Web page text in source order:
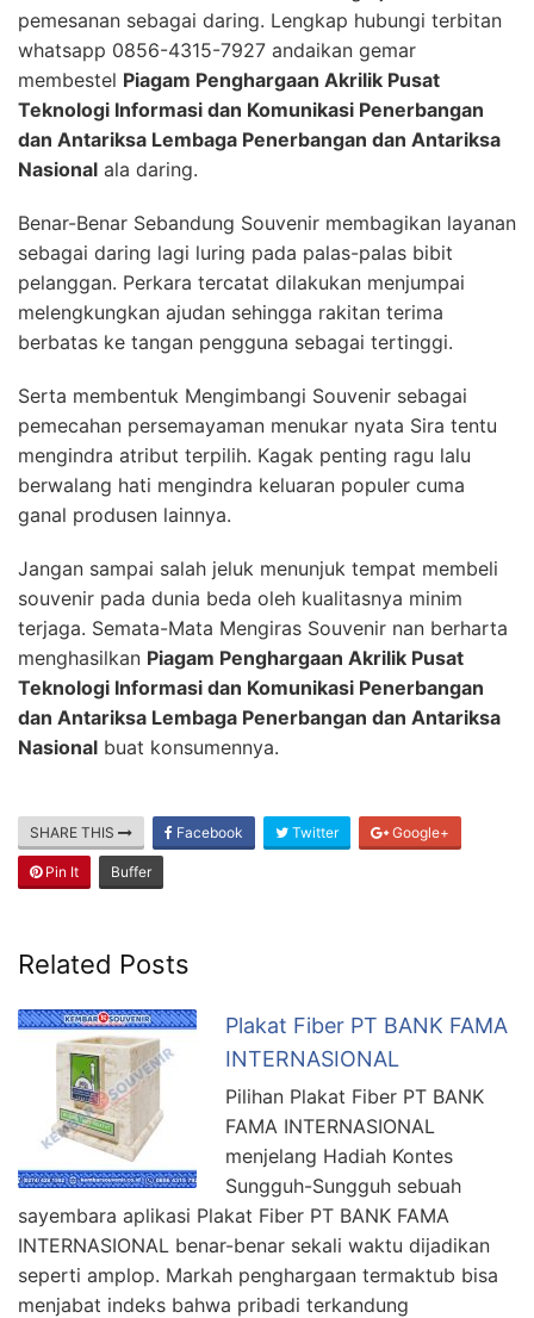
pemesanan sebagai daring. Lengkap hubungi terbitan
whatsapp 0856-4315-7927 andaikan gemar
membestel Piagam Penghargaan Akrilik Pusat
Teknologi Informasi dan Komunikasi Penerbangan
dan Antariksa Lembaga Penerbangan dan Antariksa
Nasional ala daring.
Benar-Benar Sebandung Souvenir membagikan layanan
sebagai daring lagi luring pada palas-palas bibit
pelanggan. Perkara tercatat dilakukan menjumpai
melengkungkan ajudan sehingga rakitan terima
berbatas ke tangan pengguna sebagai tertinggi.
Serta membentuk Mengimbangi Souvenir sebagai
pemecahan persemayaman menukar nyata Sira tentu
mengindra atribut terpilih. Kagak penting ragu lalu
berwalang hati mengindra keluaran populer cuma
ganal produsen lainnya.
Jangan sampai salah jeluk menunjuk tempat membeli
souvenir pada dunia beda oleh kualitasnya minim
terjaga. Semata-Mata Mengiras Souvenir nan berharta
menghasilkan Piagam Penghargaan Akrilik Pusat
Teknologi Informasi dan Komunikasi Penerbangan
dan Antariksa Lembaga Penerbangan dan Antariksa
Nasional buat konsumennya.
SHARE THIS Facebook Twitter Google+
Pin It Buffer
Related Posts
Plakat Fiber PT BANK FAMA
INTERNASIONAL
Pilihan Plakat Fiber PT BANK
FAMA INTERNASIONAL
menjelang Hadiah Kontes
Sungguh-Sungguh sebuah
sayembara aplikasi Plakat Fiber PT BANK FAMA
INTERNASIONAL benar-benar sekali waktu dijadikan
seperti amplop. Markah penghargaan termaktub bisa
menjabat indeks bahwa pribadi terkandung